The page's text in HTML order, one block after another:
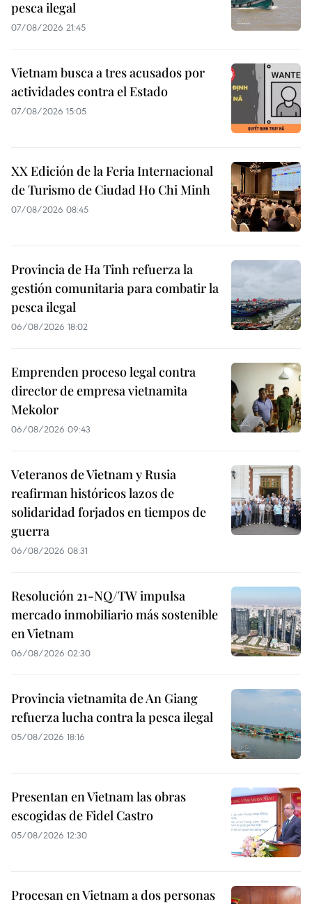
pesca ilegal
07/08/2026 21:45
Vietnam busca a tres acusados por
actividades contra el Estado
07/08/2026 15:05
XX Edición de la Feria Internacional
de Turismo de Ciudad Ho Chi Minh
07/08/2026 08:45
Provincia de Ha Tinh refuerza la
gestión comunitaria para combatir la
pesca ilegal
06/08/2026 18:02
Emprenden proceso legal contra
director de empresa vietnamita
Mekolor
06/08/2026 09:43
Veteranos de Vietnam y Rusia
reafirman históricos lazos de
solidaridad forjados en tiempos de
guerra
06/08/2026 08:31
Resolución 21-NQ/TW impulsa
mercado inmobiliario más sostenible
en Vietnam
06/08/2026 02:30
Provincia vietnamita de An Giang
refuerza lucha contra la pesca ilegal
05/08/2026 18:16
Presentan en Vietnam las obras
escogidas de Fidel Castro
05/08/2026 12:30
Procesan en Vietnam a dos personas